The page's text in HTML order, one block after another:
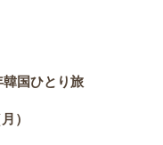
国ひとり旅
）